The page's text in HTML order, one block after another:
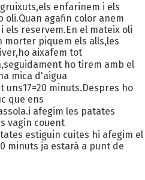
enfarinem i els
agafin color anem
reservem.En el mateix oli
piquem els alls,les
aixafem tot
ho tirem amb el
mica d'aigua
uns17=20 minuts.Despres ho
que ens
afegim les patates
vagin couent
estiguin cuites hi afegim el
minuts ja estará a punt de